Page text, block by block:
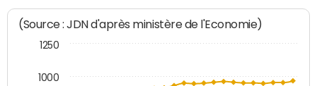
(Source : JDN d'après ministère de l'Economie)
1000
1250